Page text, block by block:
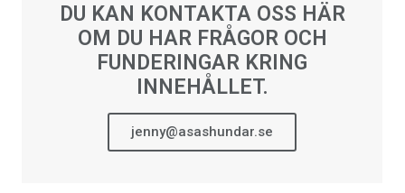
DU KAN KONTAKTA OSS HÄR
OM DU HAR FRÅGOR OCH
FUNDERINGAR KRING
INNEHÅLLET.
jenny@asashundar.se